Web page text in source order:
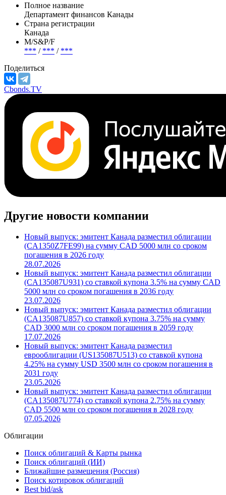
Полное название
Департамент финансов Канады
Страна регистрации
Канада
М/S&P/F
*** / *** / ***
Поделиться
Cbonds.TV
Другие новости компании
Новый выпуск: эмитент Канада разместил облигации
(CA1350Z7FE99) на сумму CAD 5000 млн со сроком
погашения в 2026 году
28.07.2026
Новый выпуск: эмитент Канада разместил облигации
(CA135087U931) со ставкой купона 3.5% на сумму CAD
5000 млн со сроком погашения в 2036 году
23.07.2026
Новый выпуск: эмитент Канада разместил облигации
(CA135087U857) со ставкой купона 3.75% на сумму
CAD 3000 млн со сроком погашения в 2059 году
17.07.2026
Новый выпуск: эмитент Канада разместил
еврооблигации (US135087U513) со ставкой купона
4.25% на сумму USD 3500 млн со сроком погашения в
2031 году
23.05.2026
Новый выпуск: эмитент Канада разместил облигации
(CA135087U774) со ставкой купона 2.75% на сумму
CAD 5500 млн со сроком погашения в 2028 году
07.05.2026
Облигации
Поиск облигаций & Карты рынка
Поиск облигаций (ИИ)
Ближайшие размещения (Россия)
Поиск котировок облигаций
Best bid/ask